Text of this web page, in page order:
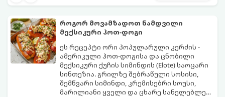
როგორ მოვამზადოთ ნამდვილი
მექსიკური ჰოთ-დოგი
ეს რეცეპტი ორი პოპულარული კერძის -
ამერიკული ჰოთ-დოგისა და ცნობილი
მექსიკური ქუჩის სიმინდის (Elote) საოცარი
სინთეზია. გრილზე შებრაწული სოსისი,
შემწვარი სიმინდი, კრემისებრი სოუსი,
მარილიანი ყველი და ცხარე სანელებლები